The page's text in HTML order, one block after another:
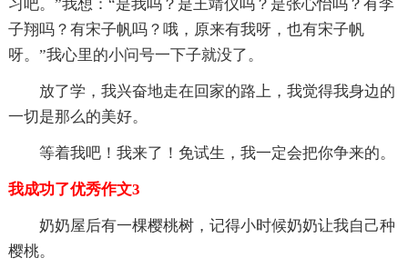
习吧。”我想：“是我吗？是王靖仪吗？是张心怡吗？有李
子翔吗？有宋子帆吗？哦，原来有我呀，也有宋子帆
呀。”我心里的小问号一下子就没了。
放了学，我兴奋地走在回家的路上，我觉得我身边的
一切是那么的美好。
等着我吧！我来了！免试生，我一定会把你争来的。
我成功了优秀作文3
奶奶屋后有一棵樱桃树，记得小时候奶奶让我自己种
樱桃。